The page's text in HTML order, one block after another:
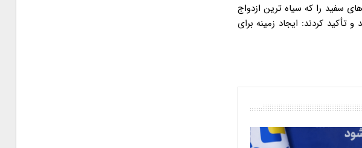
سفید را که سیاه ترین ازدواج
تأکید کردند: ایجاد زمینه برای